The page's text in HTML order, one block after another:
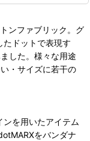
ンファブリック。グ
たドットで表現す
した。様々な用途
・サイズに若干の
ンを用いたアイテム
をバンダナ